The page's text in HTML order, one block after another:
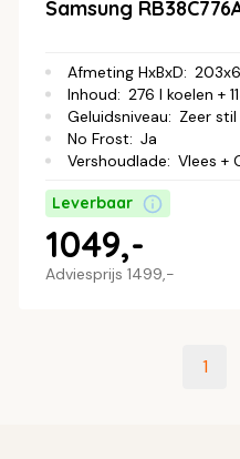
Samsung
Afmeting HxBxD:
Inhoud: 276 l koelen +
Geluidsniveau: Zeer
No Frost: Ja
Vershoudlade: Vlees +
Leverbaar
Adviesprijs 1499,-
1049,-
1